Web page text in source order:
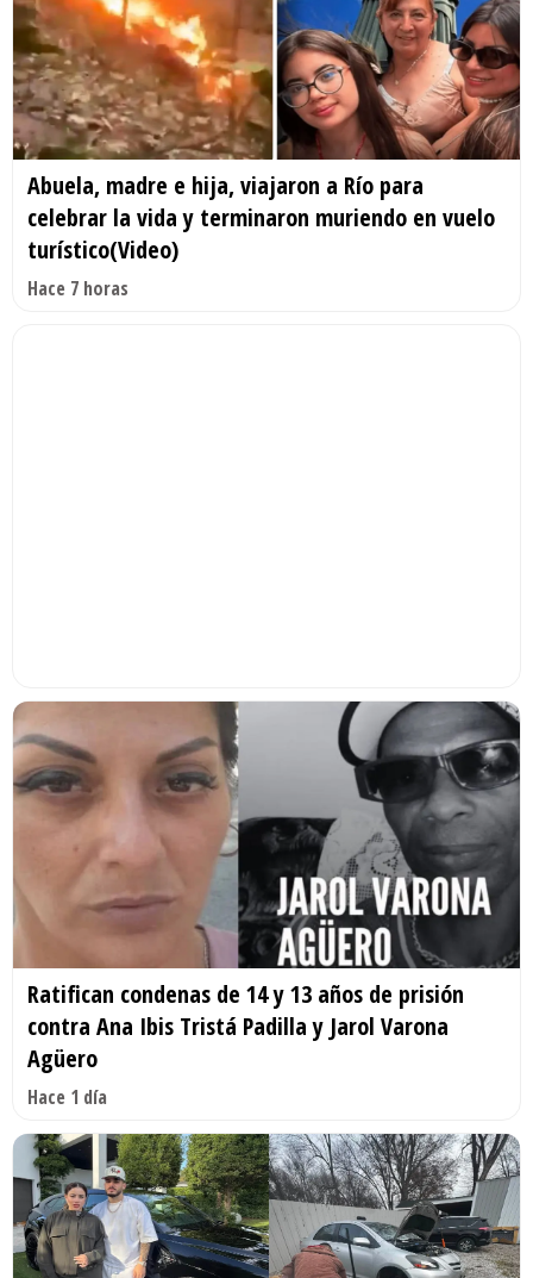
Abuela, madre e hija, viajaron a Río para
celebrar la vida y terminaron muriendo en vuelo
turístico(Video)
Hace 7 horas
Ratifican condenas de 14 y 13 años de prisión
contra Ana Ibis Tristá Padilla y Jarol Varona
Agüero
Hace 1 día